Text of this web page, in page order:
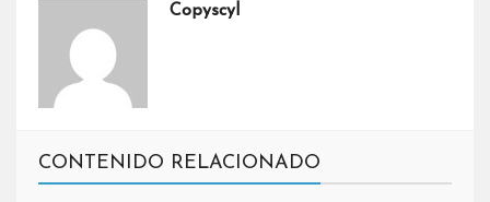
Copyscyl
CONTENIDO RELACIONADO